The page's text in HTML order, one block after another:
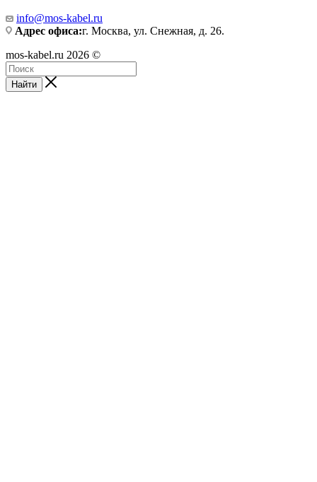
info@mos-kabel.ru
Адрес офиса:г. Москва, ул. Снежная, д. 26.
mos-kabel.ru 2026 ©
Найти